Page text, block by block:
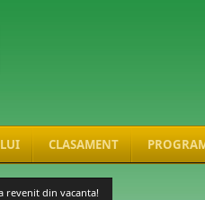
CLASAMENT
revenit din vacanta!